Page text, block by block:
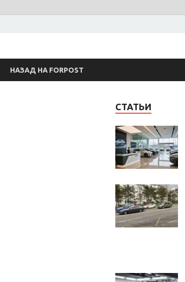
НАЗАД НА FORPOST
СТАТЬИ